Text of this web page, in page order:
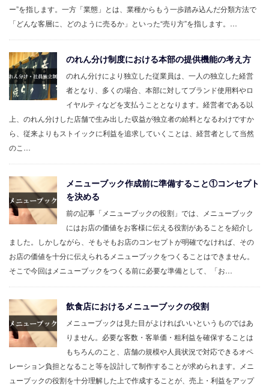
ー”を指します。一方「業態」とは、業種からもう一歩踏み込んだ分類方法で
「どんな客層に、どのように売るか」といった“売り方”を指します。…
のれん分け制度における本部の提供機能の考え方
のれん分けにより独立した従業員は、一人の独立した経営
者となり、多くの場合、本部に対してブランド使用料やロ
イヤルティなどを支払うこととなります。経営者である以
上、のれん分けした店舗で生み出した収益が独立者の給料となるわけですか
ら、従来よりもストイックに利益を追求していくことは、経営者として当然
のこ…
メニューブック作成前に準備すること①コンセプト
を決める
前の記事「メニューブックの役割」では、メニューブック
にはお店の価値をお客様に伝える役割があることを紹介し
ました。しかしながら、そもそもお店のコンセプトが明確でなければ、その
お店の価値を十分に伝えられるメニューブックをつくることはできません。
そこで今回はメニューブックをつくる前に必要な準備として、「お…
飲食店におけるメニューブックの役割
メニューブックは見た目がよければいいというものではあ
りません。必要な客数・客単価・粗利益を確保することは
もちろんのこと、店舗の規模や人員状況で対応できるオペ
レーション負担となること等を設計して制作することが求められます。メニ
ューブックの役割を十分理解した上で作成することが、売上・利益をアップ